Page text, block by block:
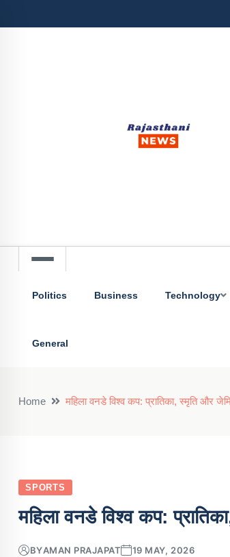
Politics Business Technology
General
Home महिला वनडे विश्व कप: प्रातिका, स्मृति और
SPORTS
महिला वनडे विश्व कप:
BYAMAN PRAJAPAT 19 MAY, 2026